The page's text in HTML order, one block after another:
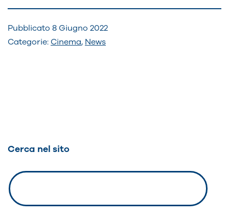
Pubblicato 8 Giugno 2022
Categorie: Cinema, News
Cerca nel sito